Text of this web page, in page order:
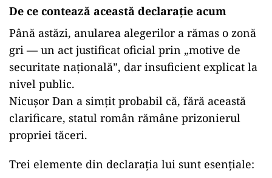
De ce contează această declarație acum
Până astăzi, anularea alegerilor a rămas o zonă
gri — un act justificat oficial prin „motive de
securitate națională”, dar insuficient explicat la
nivel public.
Nicușor Dan a simțit probabil că, fără această
clarificare, statul român rămâne prizonierul
propriei tăceri.
Trei elemente din declarația lui sunt esențiale: